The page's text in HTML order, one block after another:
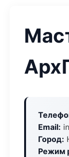
Email:
Город:
Режим